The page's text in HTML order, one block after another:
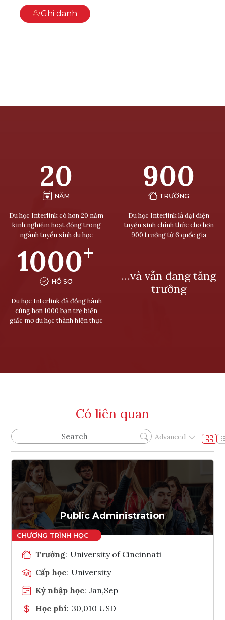
Ghi danh
20
NĂM
Du học Interlink có hơn 20 năm
kinh nghiệm hoạt động trong
ngành tuyển sinh du học
900
TRƯỜNG
Du học Interlink là đại diện
tuyển sinh chính thức cho hơn
900 trường từ 6 quốc gia
1000+
HỒ SƠ
Du học Interlink đã đồng hành
cùng hơn 1000 bạn trẻ biến
giấc mơ du học thành hiện thực
…và vẫn đang tăng
trưởng
Có liên quan
Advanced
Public Administration
Trường: University of Cincinnati
Cấp học: University
Kỳ nhập học: Jan,Sep
Học phí: 30,010 USD